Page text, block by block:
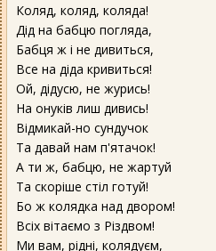
Коляд, коляд, коляда!
Дід на бабцю погляда,
Бабця ж і не дивиться,
Все на діда кривиться!
Ой, дідусю, не журись!
На онуків лиш дивись!
Відмикай-но сундучок
Та давай нам п'ятачок!
А ти ж, бабцю, не жартуй
Та скоріше стіл готуй!
Бо ж колядка над двором!
Всіх вітаємо з Різдвом!
Ми вам, рідні, колядуєм,